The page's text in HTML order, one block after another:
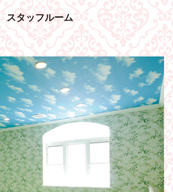
スタッフルーム